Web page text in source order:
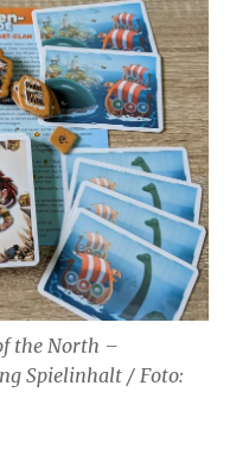
the North –
Spielinhalt / Foto: